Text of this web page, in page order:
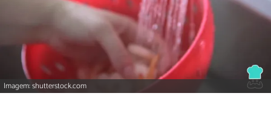
Imagem: shutterstock.com